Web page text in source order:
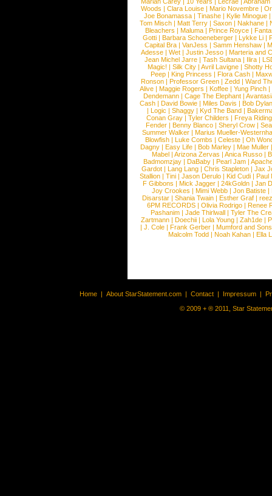
Woods |Clara Louise |Mario Novembre |
Joe Bonamassa | Tinashe | Kylie Minogue |
Tom Misch |Matt Terry |Saxon |Nakhane |
Bleachers | Maluma | Prince Royce |
Gotti |Barbara Schoeneberger |Lykke Li |
Capital Bra |VanJess |Samm Henshaw |
Adesse |Wet |Justin Jesso |Marteria and
Jean Michel Jarre |Tash Sultana | Ilira |
Magic! | Silk City | Avril Lavigne | Shotty
Peep |King Princess |Flora Cash |
Ronson |Professor Green |Zedd |Ward
Alive |Maggie Rogers |Koffee |Yung Pinch |
Dendemann |Cage The Elephant |
Cash | David Bowie | Miles Davis | Bob Dylan
|Logic |Shaggy |Kyd The Band |
Conan Gray |Tyler Childers |Freya
Fender |Benny Blanco |Sheryl Crow |
Summer Walker |Marius Mueller-
Blowfish | Luke Combs | Celeste | Oh
Dagny |Easy Life |Bob Marley |Mae Muller
Mabel |Arizona Zervas |Anica Russo |
Badmomzjay |DaBaby |Pearl Jam |
Gardot | Lang Lang | Chris Stapleton | Jax
Stallion |Tini |Jason Derulo |Kid Cudi |Paul
F Gibbons | Mick Jagger | 24kGoldn | Jan
Joy Crookes | Mimi Webb | Jon Batiste |
Disarstar | Shania Twain | Esther Graf |
6PM RECORDS | Olivia Rodrigo | Renee
Pashanim |Jade Thirlwall |Tyler The
Zartmann | Doechii | Lola Young | Zah1de |
| J. Cole | Frank Gerber | Mumford and Sons
Malcolm Todd | Noah Kahan | Ella
Home | About StarStatement.com | Contact | Impressum |
© 2009 + ® 2011, Star